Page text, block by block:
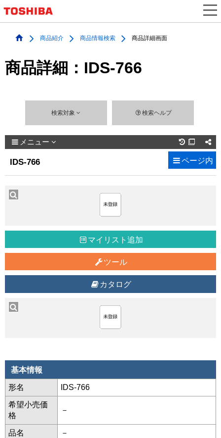
商品紹介 商品情報検索 商品詳細画面
商品詳細：IDS-766
検索対象 検索ヘルプ
メニュー 
IDS-766 ページ内
マイリスト追加
ツール
カタログ
基本情報
形名 IDS-766
希望小売価
格
－
品名 －